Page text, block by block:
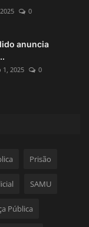
0
anuncia
1, 2025 0
Prisão
SAMU
Pública